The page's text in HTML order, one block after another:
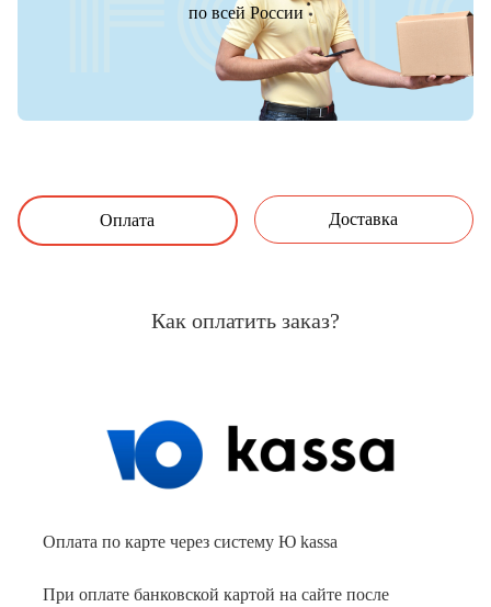
по всей России
Оплата Доставка
Как оплатить заказ?
Оплата по карте через систему Ю kassa
При оплате банковской картой на сайте после